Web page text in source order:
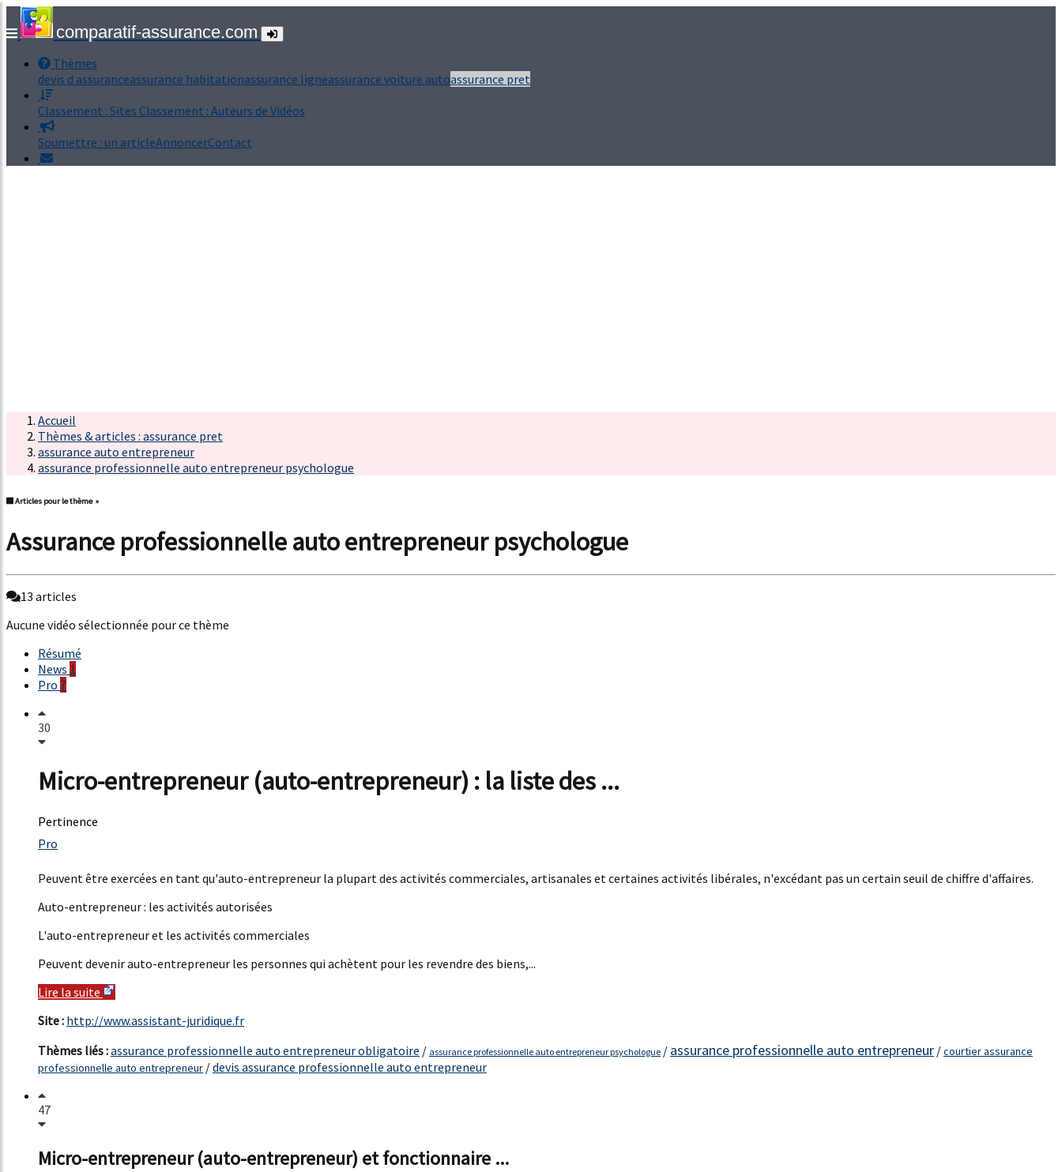
comparatif-assurance.com
Thèmes
devis d assuranceassurance habitationassurance ligneassurance voiture autoassurance pret
Classement : Sites Classement : Auteurs de Vidéos
Soumettre : un articleAnnoncerContact
Accueil
Thèmes & articles : assurance pret
assurance auto entrepreneur
assurance professionnelle auto entrepreneur psychologue
Articles pour le thème »
assurance professionnelle auto entrepreneur psychologue
13 articles
Aucune vidéo sélectionnée pour ce thème
Résumé
News 1
Pro 7
30
Micro-entrepreneur (auto-entrepreneur) : la liste des ...
Pertinence
53%
Pro
Peuvent être exercées en tant qu'auto-entrepreneur la plupart des activités commerciales, artisanales et certaines activités libérales, n'excédant pas un certain seuil de chiffre d'affaires.
Auto-entrepreneur : les activités autorisées
L'auto-entrepreneur et les activités commerciales
Peuvent devenir auto-entrepreneur les personnes qui achètent pour les revendre des biens,...
Lire la suite
Site : http://www.assistant-juridique.fr
Thèmes liés :assurance professionnelle auto entrepreneur obligatoire / assurance professionnelle auto entrepreneur psychologue / assurance professionnelle auto entrepreneur /courtier assurance
professionnelle auto entrepreneur /devis assurance professionnelle auto entrepreneur
47
Micro-entrepreneur (auto-entrepreneur) et fonctionnaire ...